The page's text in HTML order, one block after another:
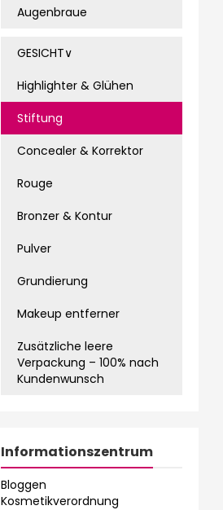
Augenbraue
GESICHT∨
Highlighter & Glühen
Stiftung
Concealer & Korrektor
Rouge
Bronzer & Kontur
Pulver
Grundierung
Makeup entferner
Zusätzliche leere
Verpackung – 100% nach
Kundenwunsch
Informationszentrum
Bloggen
Kosmetikverordnung